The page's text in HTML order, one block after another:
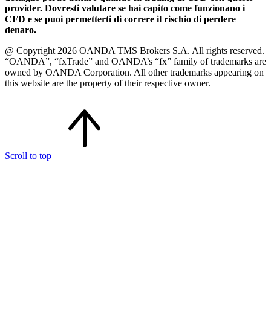
provider. Dovresti valutare se hai capito come funzionano i
CFD e se puoi permetterti di correre il rischio di perdere
denaro.
@ Copyright 2026 OANDA TMS Brokers S.A. All rights reserved.
“OANDA”, “fxTrade” and OANDA’s “fx” family of trademarks are
owned by OANDA Corporation. All other trademarks appearing on
this website are the property of their respective owner.
Scroll to top